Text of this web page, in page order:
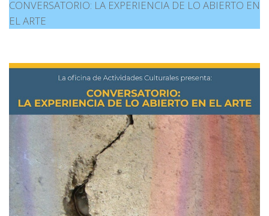
CONVERSATORIO: LA EXPERIENCIA DE LO ABIERTO EN
EL ARTE